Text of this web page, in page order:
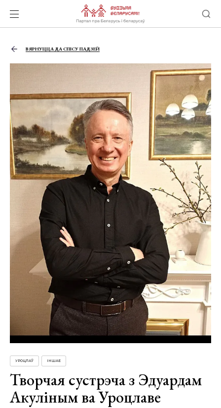
ВЯРНУЦЦА ДА СПІСУ ПАДЗЕЙ
УРОЦЛАЎ ІНШАЕ
Творчая сустрэча з Эдуардам
Акуліным ва Уроцлаве